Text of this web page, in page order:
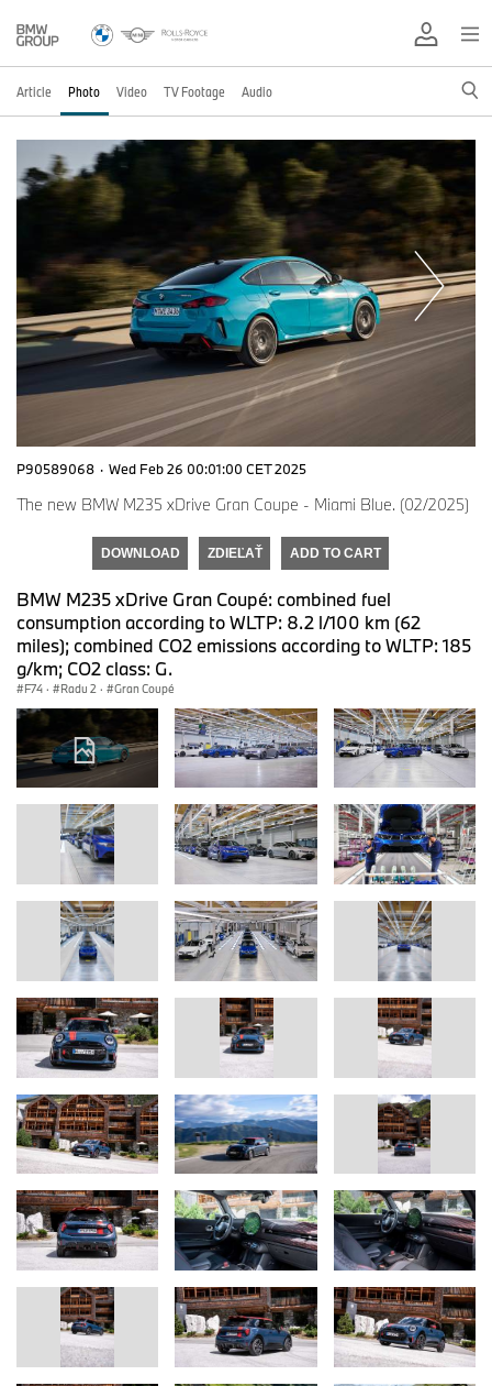
Article Photo Video TV Footage Audio
P90589068 · Wed Feb 26 00:01:00 CET 2025
The new BMW M235 xDrive Gran Coupe - Miami Blue. (02/2025)
DOWNLOAD ZDIEĽAŤ ADD TO CART
BMW M235 xDrive Gran Coupé: combined fuel
consumption according to WLTP: 8.2 l/100 km (62
miles); combined CO2 emissions according to WLTP: 185
g/km; CO2 class: G.
F74 · Radu 2 · Gran Coupé